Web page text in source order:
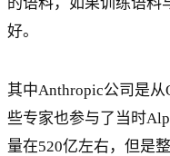
好。
其中Anthropic公司是
些专家也参与了当时
量在520亿左右，但是